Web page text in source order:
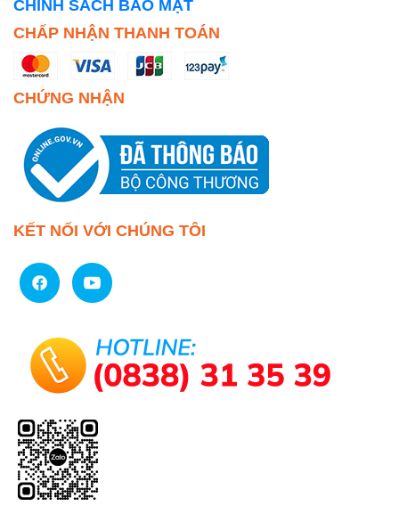
CHÍNH SÁCH BẢO MẬT
CHẤP NHẬN THANH TOÁN
CHỨNG NHẬN
KẾT NỐI VỚI CHÚNG TÔI